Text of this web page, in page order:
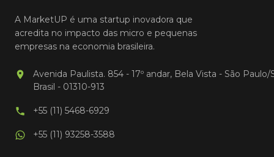
A MarketUP é uma startup inovadora que
acredita no impacto das micro e pequenas
empresas na economia brasileira.
Avenida Paulista. 854 - 17º andar, Bela Vista - São Paulo/
Brasil - 01310-913
+55 (11) 5468-6929
+55 (11) 93258-3588